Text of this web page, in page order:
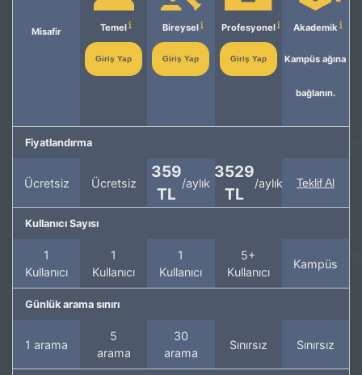
Misafir Temel
Giriş Yap
Bireysel
Giriş Yap
Profesyonel
Giriş Yap
Akademik
Kampüs ağına
bağlanın.
Fiyatlandırma
Ücretsiz Ücretsiz
359
TL
/aylık
3529
TL
/aylık Teklif Al
Kullanıcı Sayısı
1
Kullanıcı
1
Kullanıcı
1
Kullanıcı
5+
Kullanıcı
Kampüs
Günlük arama sınırı
1 arama
5
arama
30
arama
Sınırsız Sınırsız